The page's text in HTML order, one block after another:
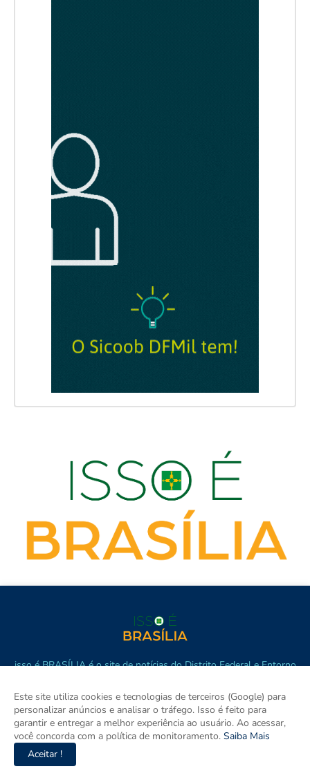
isso é BRASÍLIA é o site de notícias do Distrito Federal e Entorno
informação de verdade com imparcialidade. Os principais temas
são política, cidades e empreendedorismo. DRT 0010556/DF.
Este site utiliza cookies e tecnologias de terceiros (Google) para
personalizar anúncios e analisar o tráfego. Isso é feito para
garantir e entregar a melhor experiência ao usuário. Ao acessar,
você concorda com a política de monitoramento. Saiba Mais
Aceitar !